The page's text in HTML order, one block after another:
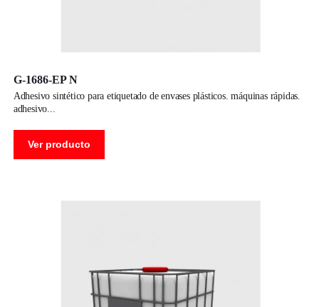
G-1686-EP N
adhesivo sintético para etiquetado de envases plásticos. máquinas rápidas.
adhesivo
Ver producto